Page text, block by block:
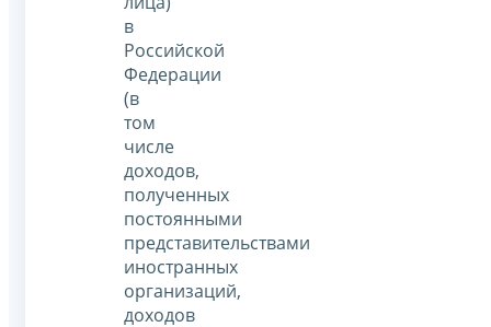
в
Российской
Федерации
(в
том
числе
доходов,
полученных
постоянными
представительствами
иностранных
организаций,
доходов